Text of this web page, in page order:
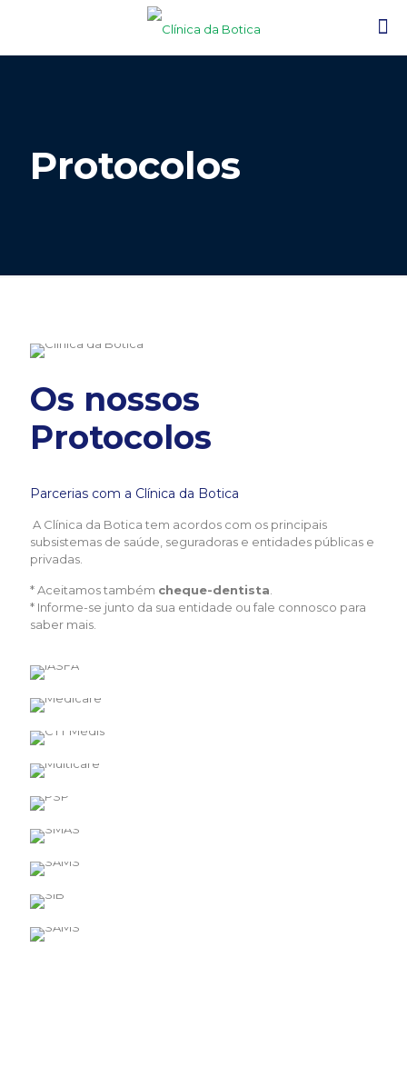
Protocolos
Os nossos
Protocolos
Parcerias com a Clínica da Botica
A Clínica da Botica tem acordos com os principais
subsistemas de saúde, seguradoras e entidades públicas e
privadas.
* Aceitamos também cheque-dentista
* Informe-se junto da sua entidade ou fale connosco para
saber mais.